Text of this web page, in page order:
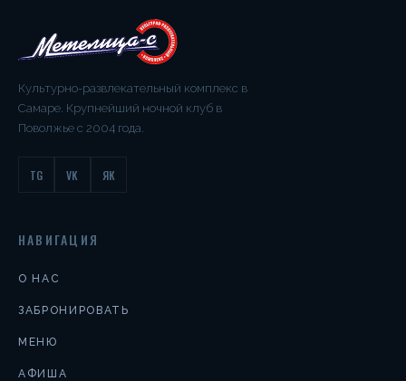
Культурно-развлекательный комплекс в
Самаре. Крупнейший ночной клуб в
Поволжье с 2004 года.
TG VK ЯК
НАВИГАЦИЯ
О НАС
ЗАБРОНИРОВАТЬ
МЕНЮ
АФИША